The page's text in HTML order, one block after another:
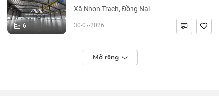
6
Xã Nhơn Trạch, Đồng Nai
30-07-2026
Mở rộng